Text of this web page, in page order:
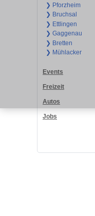
❯ Pforzheim
❯ Bruchsal
❯ Ettlingen
❯ Gaggenau
❯ Bretten
❯ Mühlacker
Events
Freizeit
Autos
Jobs